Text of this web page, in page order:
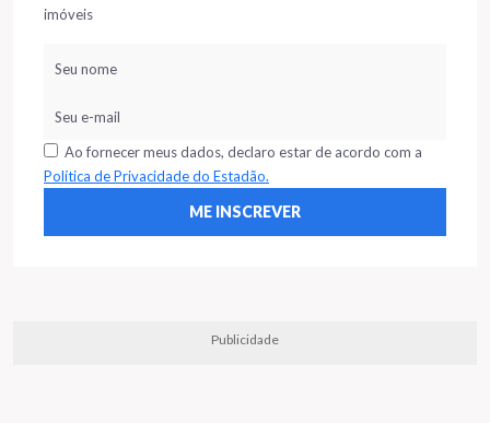
imóveis
Ao fornecer meus dados, declaro estar de acordo com a
Política de Privacidade do Estadão.
Publicidade